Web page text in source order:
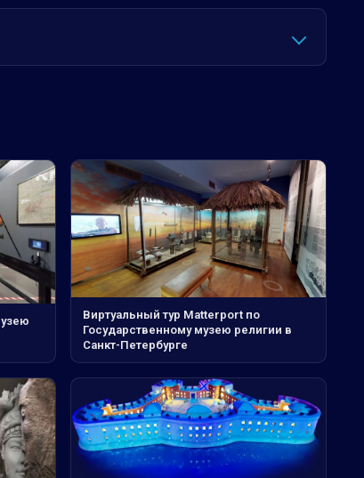
Виртуальный тур Matterport по
Государственному музею религии в
Санкт-Петербурге